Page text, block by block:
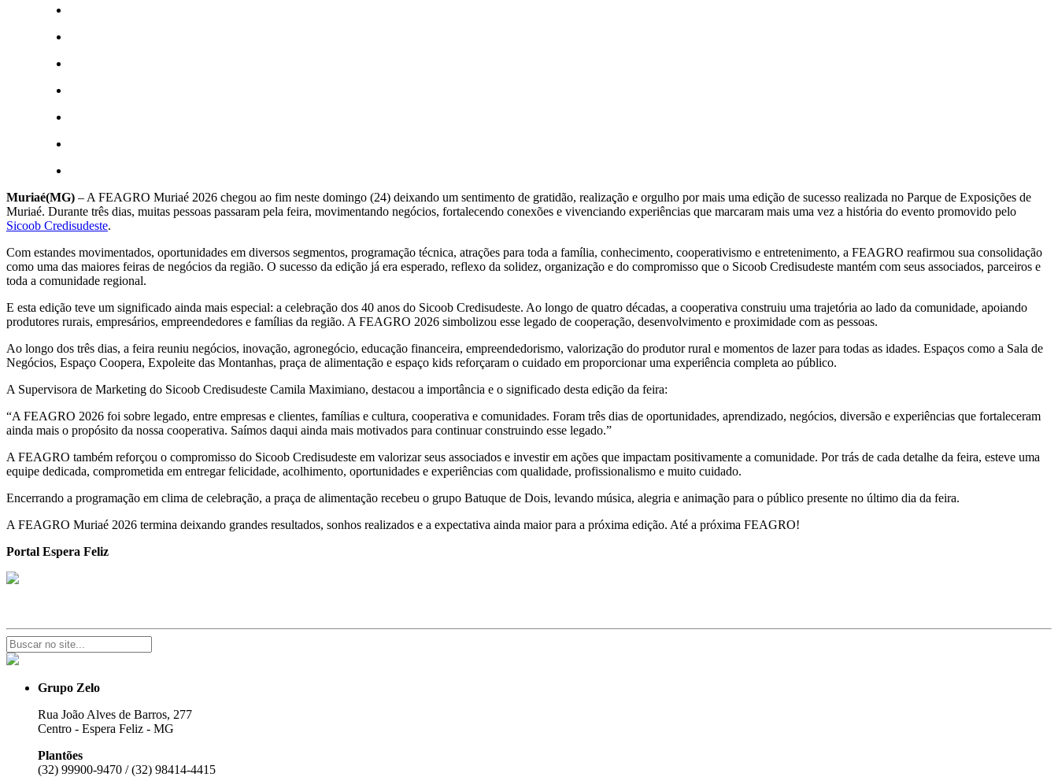
Muriaé(MG) – A FEAGRO Muriaé 2026 chegou ao fim neste domingo (24) deixando um sentimento de gratidão, realização e orgulho por mais uma edição de sucesso realizada no Parque de Exposições de
Muriaé. Durante três dias, muitas pessoas passaram pela feira, movimentando negócios, fortalecendo conexões e vivenciando experiências que marcaram mais uma vez a história do evento promovido pelo
Sicoob Credisudeste.
Com estandes movimentados, oportunidades em diversos segmentos, programação técnica, atrações para toda a família, conhecimento, cooperativismo e entretenimento, a FEAGRO reafirmou sua consolidação
como uma das maiores feiras de negócios da região. O sucesso da edição já era esperado, reflexo da solidez, organização e do compromisso que o Sicoob Credisudeste mantém com seus associados, parceiros e
toda a comunidade regional.
E esta edição teve um significado ainda mais especial: a celebração dos 40 anos do Sicoob Credisudeste. Ao longo de quatro décadas, a cooperativa construiu uma trajetória ao lado da comunidade, apoiando
produtores rurais, empresários, empreendedores e famílias da região. A FEAGRO 2026 simbolizou esse legado de cooperação, desenvolvimento e proximidade com as pessoas.
Ao longo dos três dias, a feira reuniu negócios, inovação, agronegócio, educação financeira, empreendedorismo, valorização do produtor rural e momentos de lazer para todas as idades. Espaços como a Sala de
Negócios, Espaço Coopera, Expoleite das Montanhas, praça de alimentação e espaço kids reforçaram o cuidado em proporcionar uma experiência completa ao público.
A Supervisora de Marketing do Sicoob Credisudeste Camila Maximiano, destacou a importância e o significado desta edição da feira:
“A FEAGRO 2026 foi sobre legado, entre empresas e clientes, famílias e cultura, cooperativa e comunidades. Foram três dias de oportunidades, aprendizado, negócios, diversão e experiências que fortaleceram
ainda mais o propósito da nossa cooperativa. Saímos daqui ainda mais motivados para continuar construindo esse legado.”
A FEAGRO também reforçou o compromisso do Sicoob Credisudeste em valorizar seus associados e investir em ações que impactam positivamente a comunidade. Por trás de cada detalhe da feira, esteve uma
equipe dedicada, comprometida em entregar felicidade, acolhimento, oportunidades e experiências com qualidade, profissionalismo e muito cuidado.
Encerrando a programação em clima de celebração, a praça de alimentação recebeu o grupo Batuque de Dois, levando música, alegria e animação para o público presente no último dia da feira.
A FEAGRO Muriaé 2026 termina deixando grandes resultados, sonhos realizados e a expectativa ainda maior para a próxima edição. Até a próxima FEAGRO!
Portal Espera Feliz
Grupo Zelo
Rua João Alves de Barros, 277
Centro - Espera Feliz - MG
Plantões
(32) 99900-9470 / (32) 98414-4415